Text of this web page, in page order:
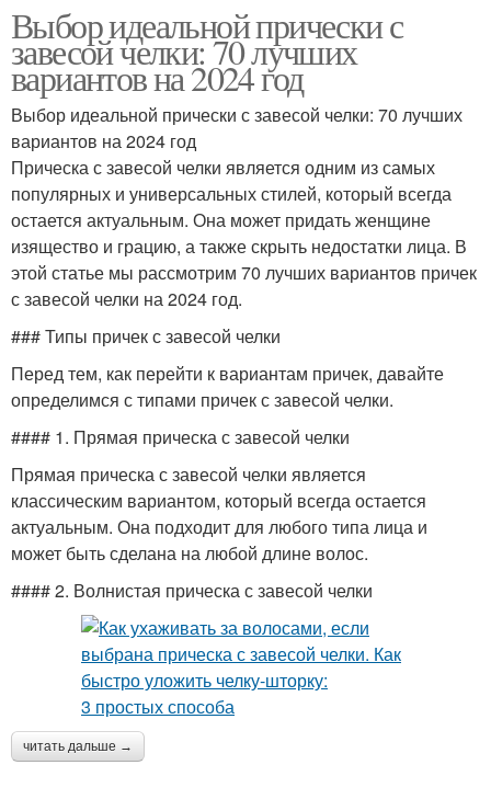
Выбор идеальной прически с
завесой челки: 70 лучших
вариантов на 2024 год
Выбор идеальной прически с завесой челки: 70 лучших
вариантов на 2024 год
Прическа с завесой челки является одним из самых
популярных и универсальных стилей, который всегда
остается актуальным. Она может придать женщине
изящество и грацию, а также скрыть недостатки лица. В
этой статье мы рассмотрим 70 лучших вариантов причек
с завесой челки на 2024 год.
### Типы причек с завесой челки
Перед тем, как перейти к вариантам причек, давайте
определимся с типами причек с завесой челки.
#### 1. Прямая прическа с завесой челки
Прямая прическа с завесой челки является
классическим вариантом, который всегда остается
актуальным. Она подходит для любого типа лица и
может быть сделана на любой длине волос.
#### 2. Волнистая прическа с завесой челки
читать дальше →